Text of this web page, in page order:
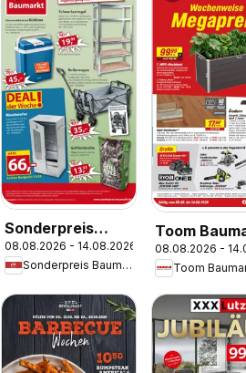
Sonderpreis
Baumarkt
Prospekt
08.08.2026 - 14.08.2026
Sonderpreis Baumarkt
Toom
Prospekt
08.08.2026 -
Toom